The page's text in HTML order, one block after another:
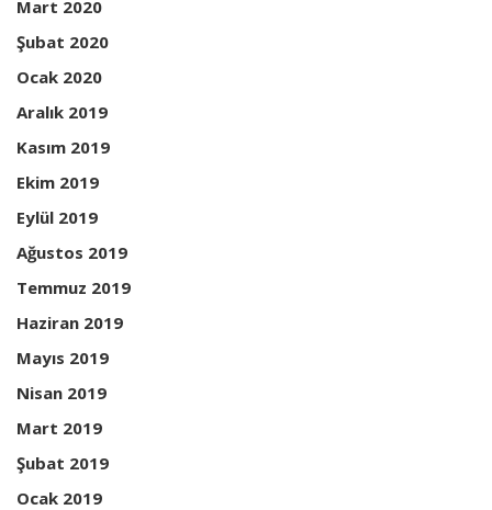
Mart 2020
Şubat 2020
Ocak 2020
Aralık 2019
Kasım 2019
Ekim 2019
Eylül 2019
Ağustos 2019
Temmuz 2019
Haziran 2019
Mayıs 2019
Nisan 2019
Mart 2019
Şubat 2019
Ocak 2019